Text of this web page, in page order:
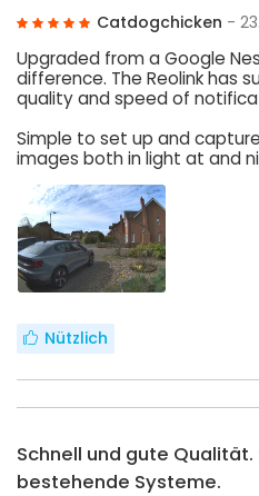
Catdogchicken -
Upgraded from a Google
difference. The Reolink has
quality and speed of
Simple to set up and
images both in light at and
Nützlich
Schnell und gute
bestehende Systeme.